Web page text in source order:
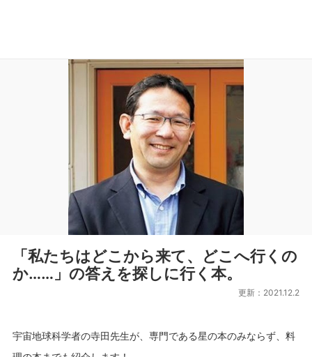
「私たちはどこから来て、どこへ行くの
か……」の答えを探しに行く本。
更新：2021.12.2
宇宙地球科学者の寺田先生が、専門である星の本のみならず、料